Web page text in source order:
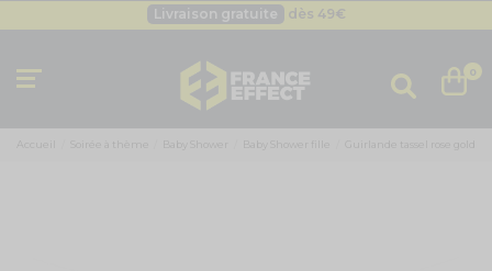
Livraison gratuite dès 49€
Livraison gratuite dès 49 0
Accueil Soirée à thème Baby Shower Baby Shower fille Guirlande tassel rose gold